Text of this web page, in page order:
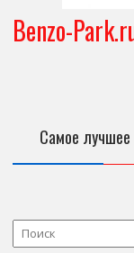
Benzo-
Самое